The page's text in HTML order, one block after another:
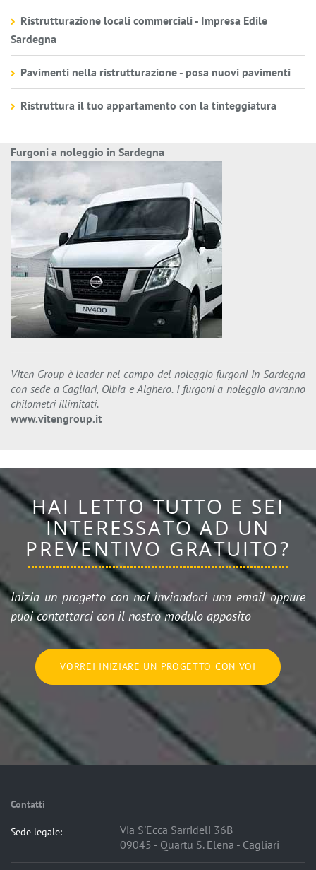
Ristrutturazione locali commerciali - Impresa Edile
Sardegna
Pavimenti nella ristrutturazione - posa nuovi pavimenti
Ristruttura il tuo appartamento con la tinteggiatura
Furgoni a noleggio in Sardegna
Viten Group è leader nel campo del noleggio furgoni in Sardegna
con sede a Cagliari, Olbia e Alghero. I furgoni a noleggio avranno
chilometri illimitati.
www.vitengroup.it
HAI LETTO TUTTO E SEI
INTERESSATO AD UN
PREVENTIVO GRATUITO?
Inizia un progetto con noi inviandoci una email oppure
puoi contattarci con il nostro modulo apposito
VORREI INIZIARE UN PROGETTO CON VOI
Contatti
Sede legale:
Via S'Ecca Sarrideli 36B
09045 - Quartu S. Elena - Cagliari